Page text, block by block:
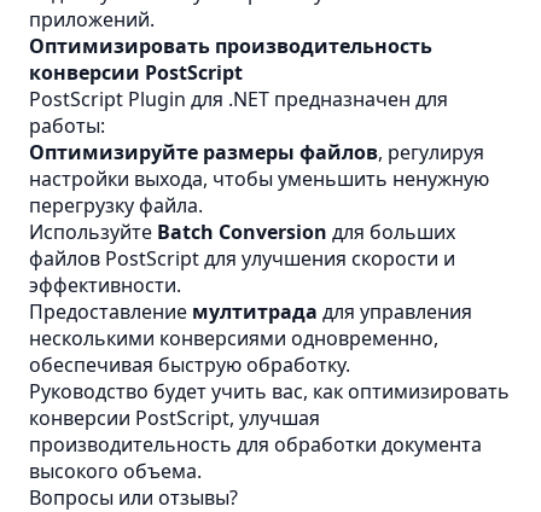
приложений.
Оптимизировать производительность
конверсии PostScript
PostScript Plugin для .NET предназначен для
работы:
Оптимизируйте размеры файлов, регулируя
настройки выхода, чтобы уменьшить ненужную
перегрузку файла.
Используйте Batch Conversion для больших
файлов PostScript для улучшения скорости и
эффективности.
Предоставление мултитрада для управления
несколькими конверсиями одновременно,
обеспечивая быструю обработку.
Руководство будет учить вас, как оптимизировать
конверсии PostScript, улучшая
производительность для обработки документа
высокого объема.
Вопросы или отзывы?